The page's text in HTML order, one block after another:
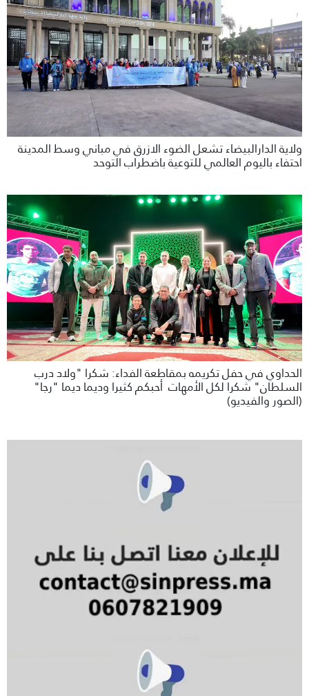
ولاية الدارالبيضاء تشعل الضوء الازرق في مباني وسط المدينة
احتفاء باليوم العالمي للتوعية باضطراب التوحد
الحداوي في حفل تكريمه بمقاطعة الفداء: شكرا "ولاد درب
السلطان" شكرا لكل الأمهات أحبكم كثيرا وديما ديما "رجا"
(الصور والفيديو)